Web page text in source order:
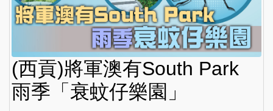
(西貢)將軍澳有South Park
雨季「衰蚊仔樂園」